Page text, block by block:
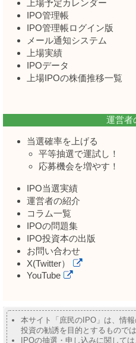
上場予定カレンダー
IPO管理帳
IPO管理帳ログイン版
メール通知システム
上場実績
IPOデータ
上場IPOの株価推移一覧
運営者
当選確率を上げる
平等抽選で運試し！
応募機会を増やす！
IPO当選実績
運営者の紹介
コラム一覧
IPOの問題集
IPO投資本の出版
お問い合わせ
X(Twitter）
YouTube
本サイト「庶民のIPO」は、情
投資の勧誘を目的とするものでは
IPOの抽選・申し込みに関して